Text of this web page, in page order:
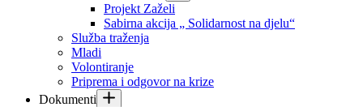
Projekt Zaželi
Sabirna akcija „ Solidarnost na djelu“
Služba traženja
Mladi
Volontiranje
Priprema i odgovor na krize
Dokumenti